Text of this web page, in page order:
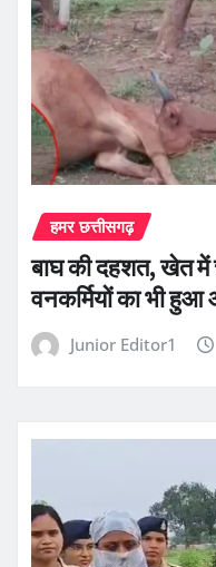
हमर छत्तीसगढ़
बाघ की दहशत, खेत में
वनकर्मियों का भी
Junior Editor1